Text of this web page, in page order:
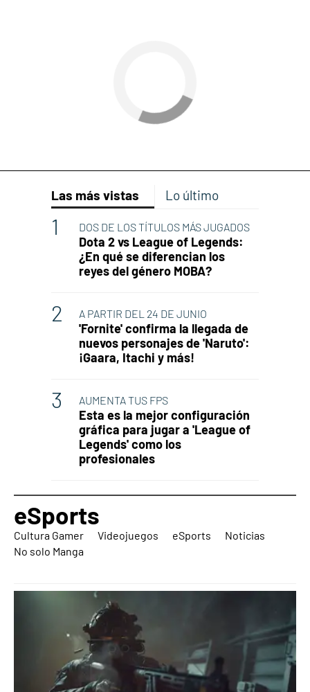
Las más vistas Lo último
DOS DE LOS TÍTULOS MÁS JUGADOS
Dota 2 vs League of Legends:
¿En qué se diferencian los
reyes del género MOBA?
A PARTIR DEL 24 DE JUNIO
'Fornite' confirma la llegada de
nuevos personajes de 'Naruto':
¡Gaara, Itachi y más!
AUMENTA TUS FPS
Esta es la mejor configuración
gráfica para jugar a 'League of
Legends' como los
profesionales
eSports
Cultura Gamer Videojuegos eSports
Noticias
No solo Manga